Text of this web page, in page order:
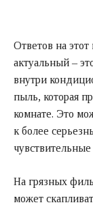
Ответов на
актуальный –
внутри
пыль, которая
комнате. Это
к более
На грязных
может